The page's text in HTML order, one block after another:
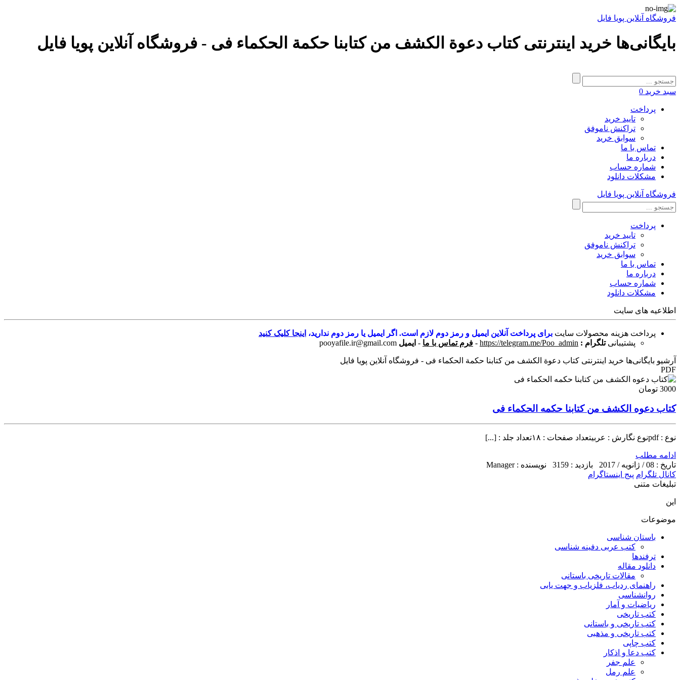
فروشگاه آنلاین پویا فایل
بایگانی‌ها خرید اینترنتی کتاب دعوة الكشف من كتابنا حكمة الحكماء فى - فروشگاه آنلاین پویا فایل
سبد خرید 0
پرداخت
تایید خرید
تراکنش ناموفق
سوابق خرید
تماس با ما
درباره ما
شماره حساب
مشکلات دانلود
فروشگاه آنلاین پویا فایل
پرداخت
تایید خرید
تراکنش ناموفق
سوابق خرید
تماس با ما
درباره ما
شماره حساب
مشکلات دانلود
اطلاعیه های سایت
پرداخت هزینه محصولات سایت برای پرداخت آنلاین ایمیل و رمز دوم لازم است. اگر ایمیل یا رمز دوم ندارید، اینجا کلیک کنید
پشتیبانی تلگرام : https://telegram.me/Poo_admin
- فرم تماس با ما - ایمیل pooyafile.ir@gmail.com
آرشیو بایگانی‌ها خرید اینترنتی کتاب دعوة الكشف من كتابنا حكمة الحكماء فى - فروشگاه آنلاین پویا فایل
PDF
3000 تومان
کتاب دعوه الکشف من کتابنا حکمه الحکماء فى
نوع : pdfنوع نگارش : عربیتعداد صفحات : ۱۸تعداد جلد : [...]
ادامه مطلب
تاریخ : 08 / ژانویه / 2017
بازدید : 3159
نویسنده : Manager
کانال تلگرام پیج اینستاگرام
تبلیغات متنی
این
موضوعات
باستان شناسی
کتب عربی دفینه شناسی
ترفندها
دانلود مقاله
مقالات تاریخی باستانی
راهنمای ردیاب، فلزیاب و جهت یابی
روانشناسی
ریاضیات و آمار
کتب تاریخی
کتب تاریخی و باستانی
کتب تاریخی و مذهبی
کتب چاپی
کتب دعا و اذکار
علم جفر
علم رمل